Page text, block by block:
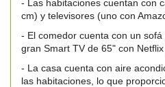
- Las habitaciones cuentan con
cm) y televisores (uno con
- El comedor cuenta con un
gran Smart TV de 65" con
- La casa cuenta con aire
las habitaciones, lo que